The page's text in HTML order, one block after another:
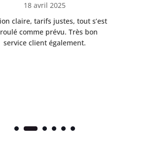
18 avril 2025
claire, tarifs justes, tout s’est
comme prévu. Très bon
service client également.